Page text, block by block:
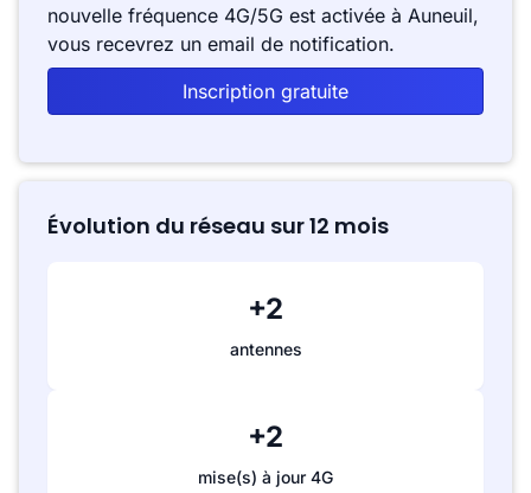
nouvelle fréquence 4G/5G est activée à Auneuil,
vous recevrez un email de notification.
Inscription gratuite
Évolution du réseau sur 12 mois
+2
antennes
+2
mise(s) à jour 4G